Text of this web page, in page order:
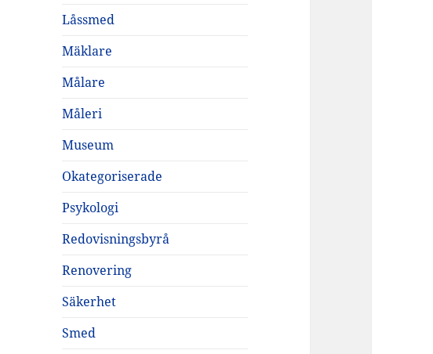
Låssmed
Mäklare
Målare
Måleri
Museum
Okategoriserade
Psykologi
Redovisningsbyrå
Renovering
Säkerhet
Smed